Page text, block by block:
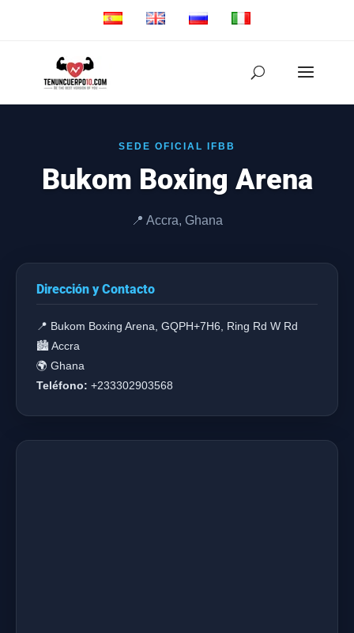
SEDE OFICIAL IFBB
Bukom Boxing Arena
📍 Accra, Ghana
Dirección y Contacto
📍 Bukom Boxing Arena, GQPH+7H6, Ring Rd W Rd
🏙️ Accra
🌍 Ghana
Teléfono: +233302903568